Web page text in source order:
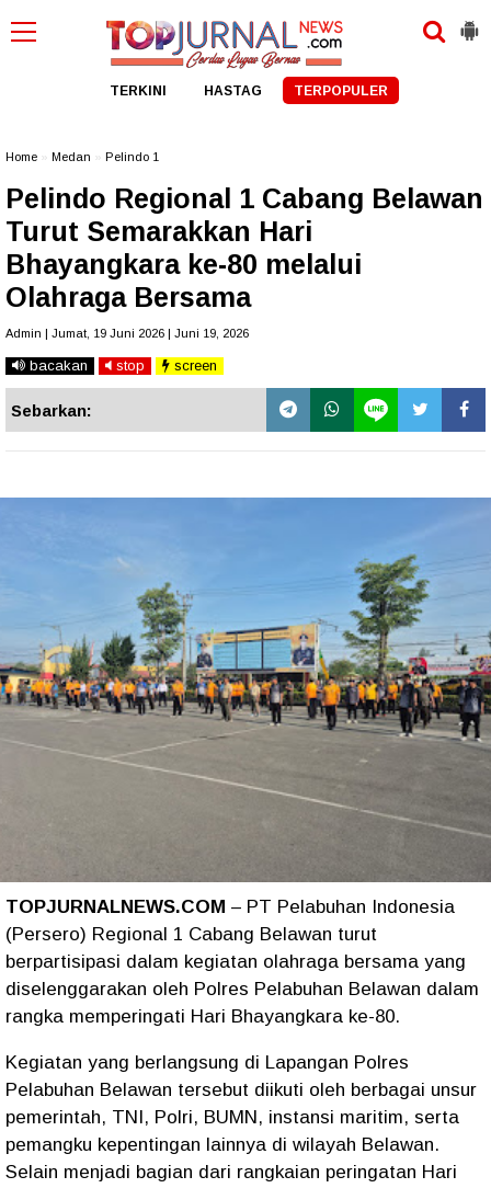
TERKINI HASTAG TERPOPULER
Home Medan Pelindo 1
Pelindo Regional 1 Cabang Belawan
Turut Semarakkan Hari
Bhayangkara ke-80 melalui
Olahraga Bersama
Admin | Jumat, 19 Juni 2026 | Juni 19, 2026
bacakan stop screen
Sebarkan:
TOPJURNALNEWS.COM – PT Pelabuhan Indonesia
(Persero) Regional 1 Cabang Belawan turut
berpartisipasi dalam kegiatan olahraga bersama yang
diselenggarakan oleh Polres Pelabuhan Belawan dalam
rangka memperingati Hari Bhayangkara ke-80.
Kegiatan yang berlangsung di Lapangan Polres
Pelabuhan Belawan tersebut diikuti oleh berbagai unsur
pemerintah, TNI, Polri, BUMN, instansi maritim, serta
pemangku kepentingan lainnya di wilayah Belawan.
Selain menjadi bagian dari rangkaian peringatan Hari